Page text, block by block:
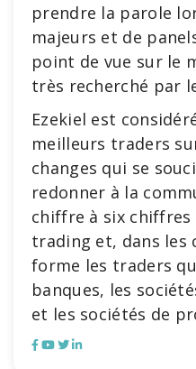
prendre la parole
majeurs et de
point de vue sur le
très recherché par
Ezekiel est
meilleurs traders
changes qui se
redonner à la
chiffre à six
trading et, dans les
forme les traders
banques, les
et les sociétés de